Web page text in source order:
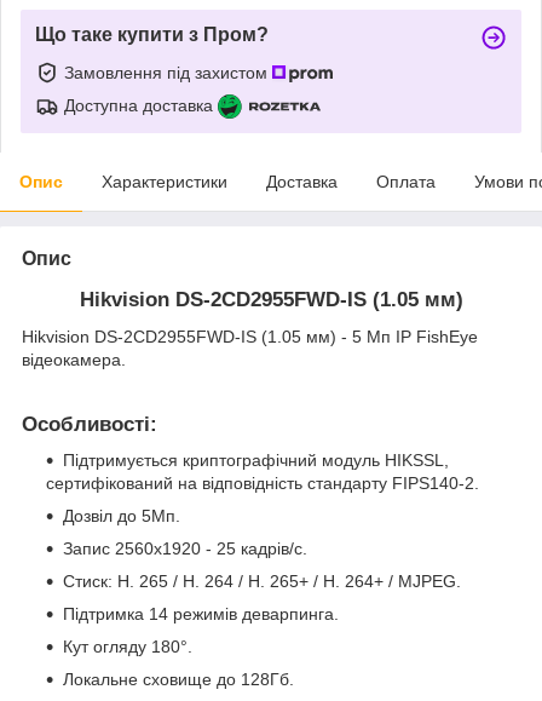
Що таке купити з Пром?
Замовлення під захистом
Доступна доставка
Опис Характеристики Доставка Оплата Умови
Опис
Hikvision DS-2CD2955FWD-IS (1.05 мм)
Hikvision DS-2CD2955FWD-IS (1.05 мм) - 5 Мп IP FishEye
відеокамера.
Особливості:
Підтримується криптографічний модуль HIKSSL,
сертифікований на відповідність стандарту FIPS140-2.
Дозвіл до 5Мп.
Запис 2560х1920 - 25 кадрів/с.
Стиск: H. 265 / H. 264 / H. 265+ / H. 264+ / MJPEG.
Підтримка 14 режимів деварпинга.
Кут огляду 180°.
Локальне сховище до 128Гб.